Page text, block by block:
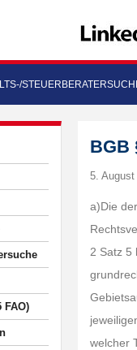
FAO)
BGB
5. August
a)Die
2 Satz 5
welcher